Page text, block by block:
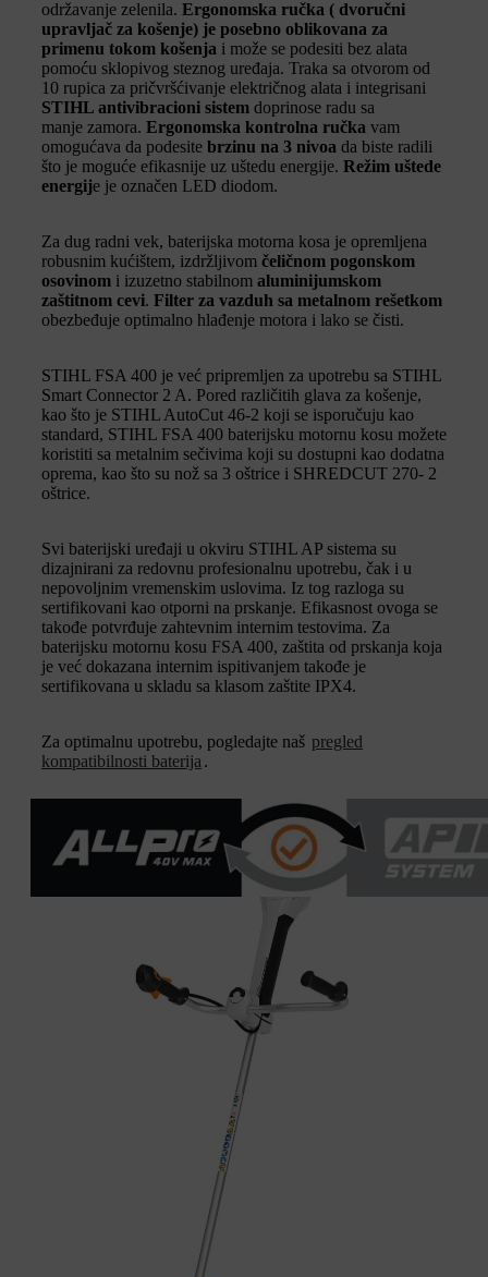
održavanje zelenila. Ergonomska ručka ( dvoručni
upravljač za košenje) je posebno oblikovana za
primenu tokom košenja i može se podesiti bez alata
pomoću sklopivog steznog uređaja. Traka sa otvorom od
10 rupica za pričvršćivanje električnog alata i integrisani
STIHL antivibracioni sistem doprinose radu sa
manje zamora. Ergonomska kontrolna ručka vam
omogućava da podesite brzinu na 3 nivoa da biste radili
što je moguće efikasnije uz uštedu energije. Režim uštede
energije je označen LED diodom.
Za dug radni vek, baterijska motorna kosa je opremljena
robusnim kućištem, izdržljivom čeličnom pogonskom
osovinom i izuzetno stabilnom aluminijumskom
zaštitnom cevi. Filter za vazduh sa metalnom rešetkom
obezbeđuje optimalno hlađenje motora i lako se čisti.
STIHL FSA 400 je već pripremljen za upotrebu sa STIHL
Smart Connector 2 A. Pored različitih glava za košenje,
kao što je STIHL AutoCut 46-2 koji se isporučuju kao
standard, STIHL FSA 400 baterijsku motornu kosu možete
koristiti sa metalnim sečivima koji su dostupni kao dodatna
oprema, kao što su nož sa 3 oštrice i SHREDCUT 270- 2
oštrice.
Svi baterijski uređaji u okviru STIHL AP sistema su
dizajnirani za redovnu profesionalnu upotrebu, čak i u
nepovoljnim vremenskim uslovima. Iz tog razloga su
sertifikovani kao otporni na prskanje. Efikasnost ovoga se
takođe potvrđuje zahtevnim internim testovima. Za
baterijsku motornu kosu FSA 400, zaštita od prskanja koja
je već dokazana internim ispitivanjem takođe je
sertifikovana u skladu sa klasom zaštite IPX4.
Za optimalnu upotrebu, pogledajte naš pregled
kompatibilnosti baterija .